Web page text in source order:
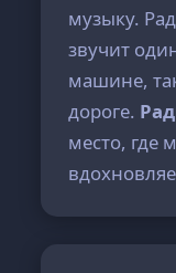
музыку.
звучит
машине,
дороге.
место, где